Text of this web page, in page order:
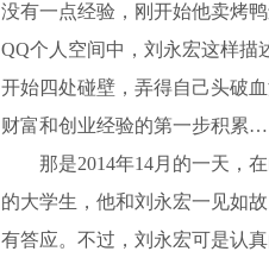
没有一点经验，刚开始他卖烤
QQ个人空间中，刘永宏这样描
开始四处碰壁，弄得自己头破
财富和创业经验的第一步积累
那是2014年14月的一天，在
的大学生，他和刘永宏一见如
有答应。不过，刘永宏可是认